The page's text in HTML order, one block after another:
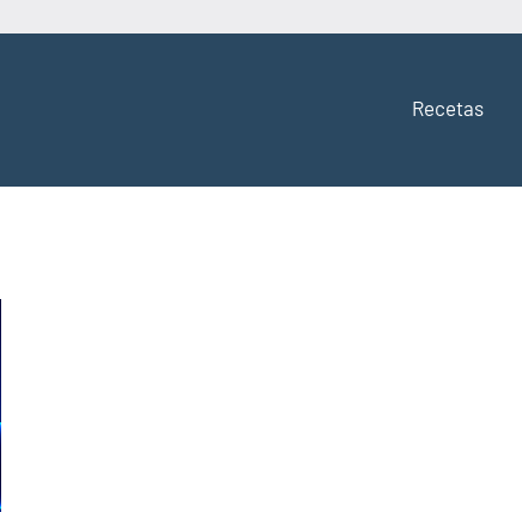
Recetas